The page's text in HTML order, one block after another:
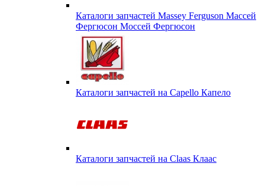
Каталоги запчастей Massey Ferguson Массей
Фергюсон Моссей Фергюсон
Каталоги запчастей на Capello Капело
Каталоги запчастей на Claas Клаас